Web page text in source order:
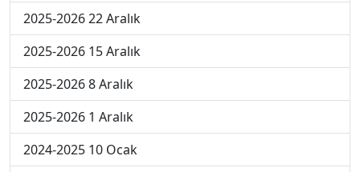
2025-2026 22 Aralık
2025-2026 15 Aralık
2025-2026 8 Aralık
2025-2026 1 Aralık
2024-2025 10 Ocak